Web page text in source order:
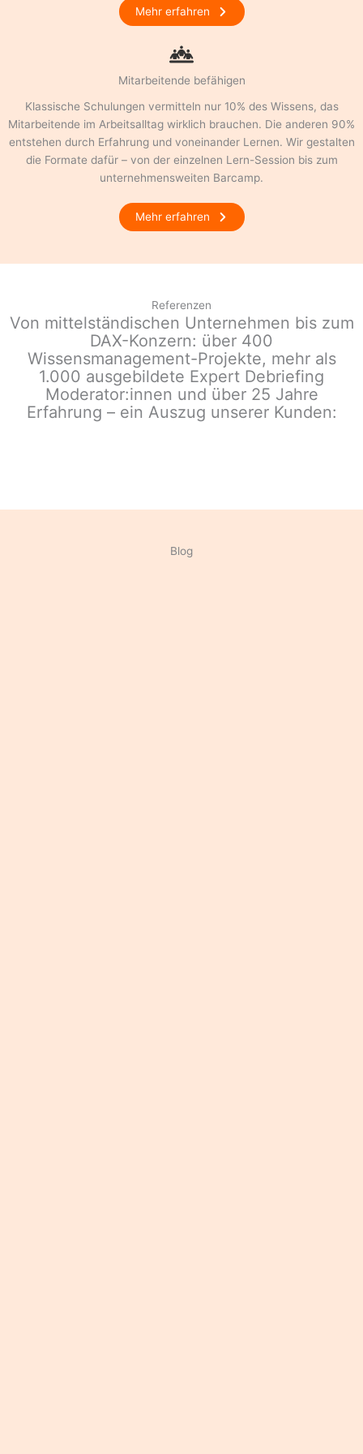
Mehr erfahren
Mitarbeitende befähigen
Klassische Schulungen vermitteln nur 10% des Wissens, das
Mitarbeitende im Arbeitsalltag wirklich brauchen. Die anderen 90%
entstehen durch Erfahrung und voneinander Lernen. Wir gestalten
die Formate dafür – von der einzelnen Lern-Session bis zum
unternehmensweiten Barcamp.
Mehr erfahren
Referenzen
Von mittelständischen Unternehmen bis zum
DAX-Konzern: über 400
Wissensmanagement-Projekte, mehr als
1.000 ausgebildete Expert Debriefing
Moderator:innen und über 25 Jahre
Erfahrung – ein Auszug unserer Kunden:
Blog